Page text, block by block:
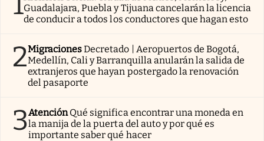
Guadalajara, Puebla y Tijuana cancelarán la licencia
de conducir a todos los conductores que hagan esto
2MigracionesDecretado | Aeropuertos de Bogotá,
Medellín, Cali y Barranquilla anularán la salida de
extranjeros que hayan postergado la renovación
del pasaporte
3AtenciónQué significa encontrar una moneda en
la manija de la puerta del auto y por qué es
importante saber qué hacer